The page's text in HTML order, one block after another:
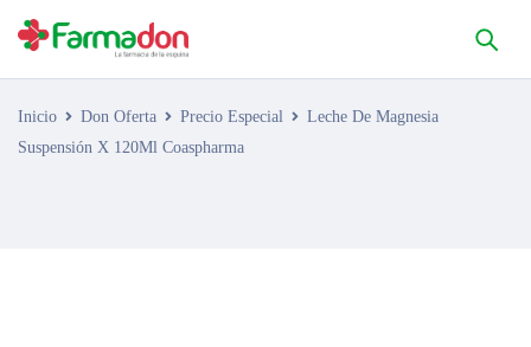
Inicio Don Oferta Precio Especial
Leche De Magnesia
Suspensión X 120Ml Coaspharma